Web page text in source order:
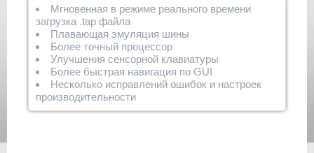
Мгновенная в режиме реального времени
загрузка .tap файла
Плавающая эмуляция шины
Более точный процессор
Улучшения сенсорной клавиатуры
Более быстрая навигация по GUI
Несколько исправлений ошибок и настроек
производительности